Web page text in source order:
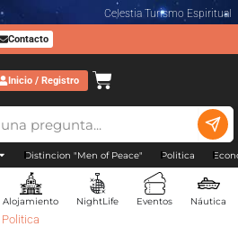
Celestia Turismo Espiritual
Contacto
Inicio / Registro
Distincion "Men of Peace" Politica
Alojamiento NightLife Eventos Náutica
Politica